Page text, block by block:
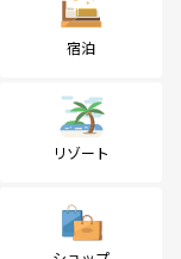
宿泊
リゾート